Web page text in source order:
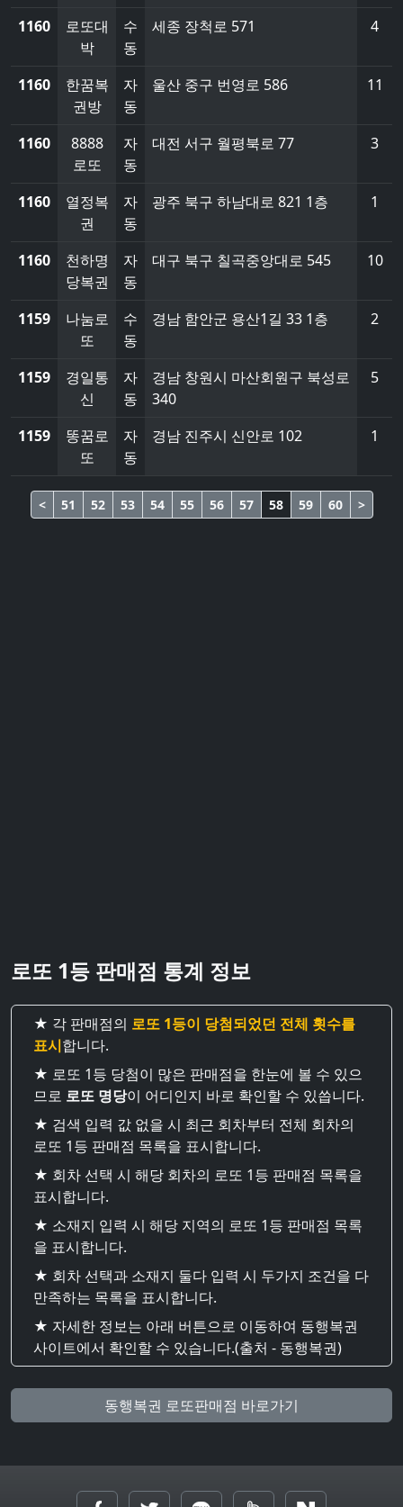
1160
로또대
박
수
동
세종 장척로 571 4
1160
한꿈복
권방
자
동
울산 중구 번영로 586 11
1160
8888
로또
자
동
대전 서구 월평북로 77 3
1160
열정복
권
자
동
광주 북구 하남대로 821 1층 1
1160
천하명
당복권
자
동
대구 북구 칠곡중앙대로 545 10
1159
나눔로
또
수
동
경남 함안군 용산1길 33 1층 2
1159
경일통
신
자
동
경남 창원시 마산회원구 북성로
340
5
1159
똥꿈로
또
자
동
경남 진주시 신안로 102 1
< 51 52 53 54 55 56 57 58 59 60 >
로또 1등 판매점 통계 정보
★ 각 판매점의 로또 1등이 당첨되었던 전체 횟수를
표시합니다.
★ 로또 1등 당첨이 많은 판매점을 한눈에 볼 수 있으
므로 로또 명당이 어디인지 바로 확인할 수 있씁니다.
★ 검색 입력 값 없을 시 최근 회차부터 전체 회차의
로또 1등 판매점 목록을 표시합니다.
★ 회차 선택 시 해당 회차의 로또 1등 판매점 목록을
표시합니다.
★ 소재지 입력 시 해당 지역의 로또 1등 판매점 목록
을 표시합니다.
★ 회차 선택과 소재지 둘다 입력 시 두가지 조건을 다
만족하는 목록을 표시합니다.
★ 자세한 정보는 아래 버튼으로 이동하여 동행복권
사이트에서 확인할 수 있습니다.(출처 - 동행복권)
동행복권 로또판매점 바로가기